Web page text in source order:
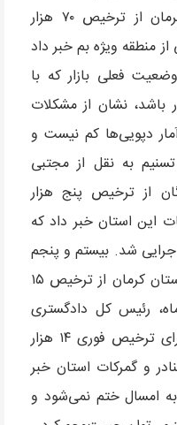
دولتی، مدیرکل گمرکات استان کرمان از ترخیص ۷۰ هزار
منطقه ویژه بم خبر داد
فعلی بازار که با
باشد، نشان از مشکلات
دپویی‌ها کم نیست و
به نقل از مجتبی
از ترخیص پنج هزار
این استان خبر داد که
شد. بیستم و پنجم
تیر ماه نیز رئیس کل دادگستری استان کرمان از ترخیص ۱۵
رئیس کل دادگستری
هرمزگان از تشکیل کارگروه ویژه برای ترخیص فوری ۱۴ هزار
و گمرکات استان خبر
به امسال ختم نمی‌شود و